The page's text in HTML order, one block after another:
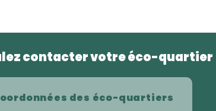
contacter votre éco-quartier
des éco-quartiers